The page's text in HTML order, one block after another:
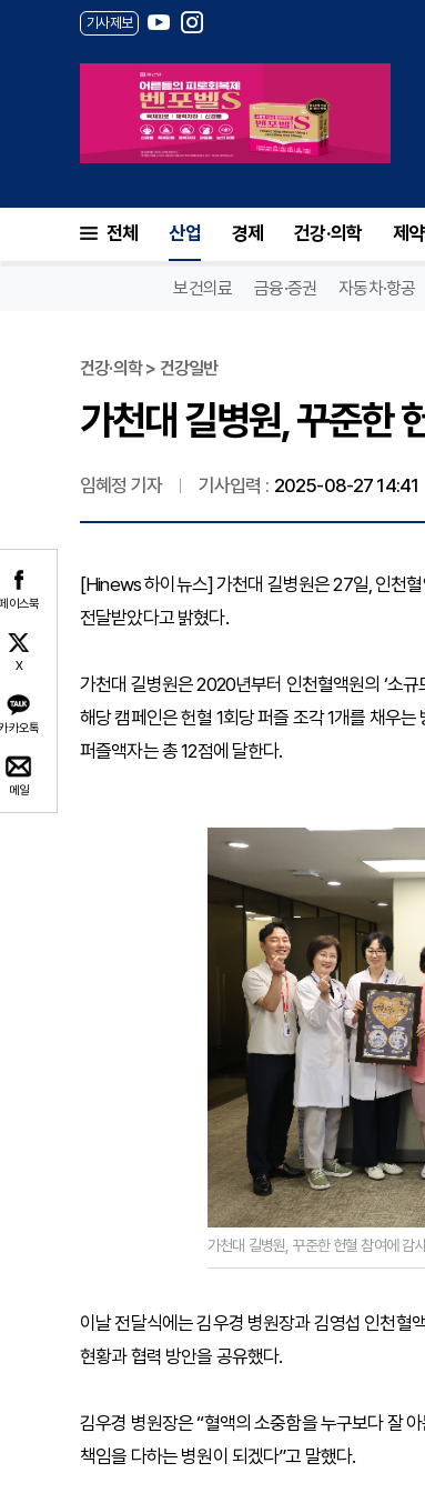
기사제보
전체 산업 경제 건강·의학 제
보건의료 금융·증권 자동차·항공
이스북
X
카오톡
메일
건강·의학 > 건강일반
가천대 길병원, 꾸준한
임혜정 기자 기사입력 : 2025-08-27 14:41
[Hinews 하이뉴스] 가천대 길병원은 27일, 인천
전달받았다고 밝혔다.
가천대 길병원은 2020년부터 인천혈액원의 ‘소
해당 캠페인은 헌혈 1회당 퍼즐 조각 1개를 채우
퍼즐액자는 총 12점에 달한다.
가천대 길병원, 꾸준한 헌혈 참여에 감
이날 전달식에는 김우경 병원장과 김영섭 인천혈
현황과 협력 방안을 공유했다.
김우경 병원장은 “혈액의 소중함을 누구보다 잘
책임을 다하는 병원이 되겠다”고 말했다.